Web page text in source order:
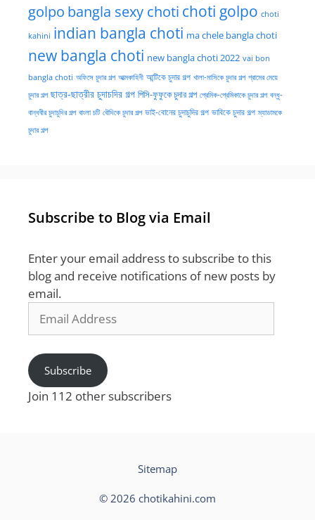
golpo bangla sexy choti choti golpo choti
kahini indian bangla choti ma chele bangla choti
new bangla choti new bangla choti 2022 vai bon
bangla choti অফিসে চুদার গল্প আত্মকাহিনী আন্টিকে চুদার গল্প খালা-মাসিকে চুদার গল্প গ্রামের মেয়ে
চুদার গল্প ছাত্র-ছাত্রীর চুদাচদির গল্প পিসি-ফুফুকে চুদার গল্প প্রেমিক-প্রেমিকাকে চুদার গল্প বন্ধু-
বান্ধবীর চুদাচুদির গল্প বাংলা চটি বৌদিকে চুদার গল্প ভাই-বোনের চুদাচুদির গল্প ভাবিকে চুদার গল্প ম্যাডামকে
চুদার গল্প
Subscribe to Blog via Email
Enter your email address to subscribe to this
blog and receive notifications of new posts by
email.
Address
Subscribe
Join 112 other subscribers
Sitemap
© 2026 chotikahini.com